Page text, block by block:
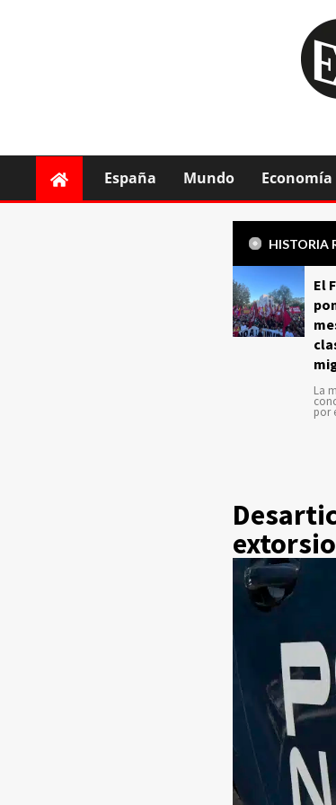
España Mundo Economía
HISTORIA
El
La
por